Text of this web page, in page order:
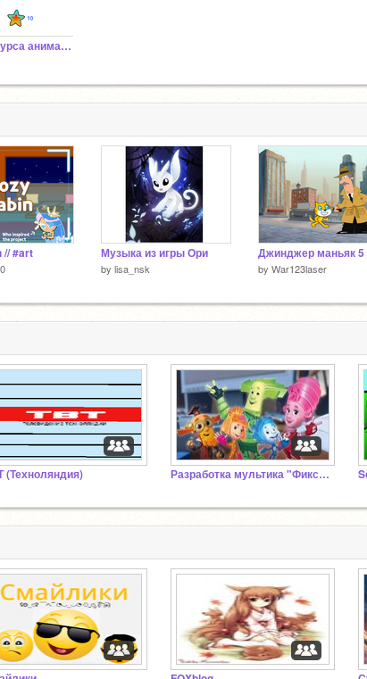
Итоги конкурса анимации 2020
// #art Музыка из игры Ори
by lisa_nsk by War123laser
(Техноляндия) Разработка мультика "Фиксики"